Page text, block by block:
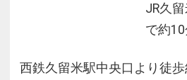
JR久
で約10
西鉄久留米駅中央口より徒